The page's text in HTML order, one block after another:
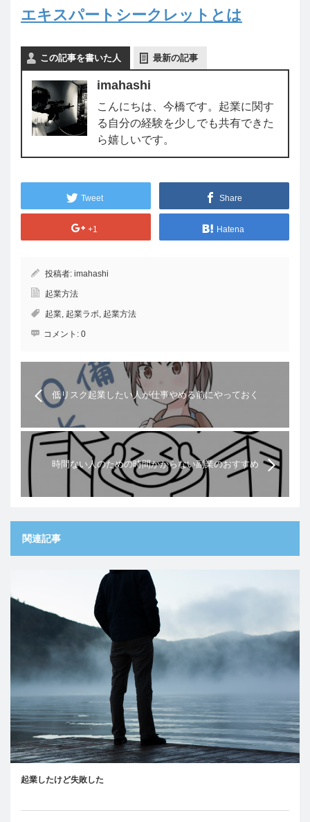
エキスパートシークレットとは
この記事を書いた人 最新の記事
imahashi
こんにちは、今橋です。起業に関す
る自分の経験を少しでも共有できた
ら嬉しいです。
Tweet Share
+1 Hatena
投稿者: imahashi
起業方法
起業, 起業ラボ, 起業方法
コメント: 0
低リスク起業したい人が仕事やめる前にやっておく
と良い15個の準備
時間ない人のための時間かからない副業のおすすめ
関連記事
起業したけど失敗した